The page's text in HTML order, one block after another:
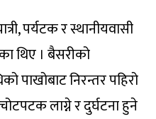
पर्यटक र स्थानीयवासी
थिए । बैसरीको
पाखोबाट निरन्तर पहिरो
लाग्ने र दुर्घटना हुने